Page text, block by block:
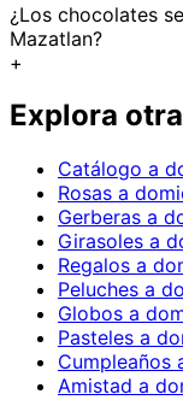
¿Los chocolates
Mazatlan?
+
Explora
Catálogo a
Rosas a
Gerberas a
Girasoles a
Regalos a
Peluches a
Globos a
Pasteles a
Cumpleaños
Amistad a